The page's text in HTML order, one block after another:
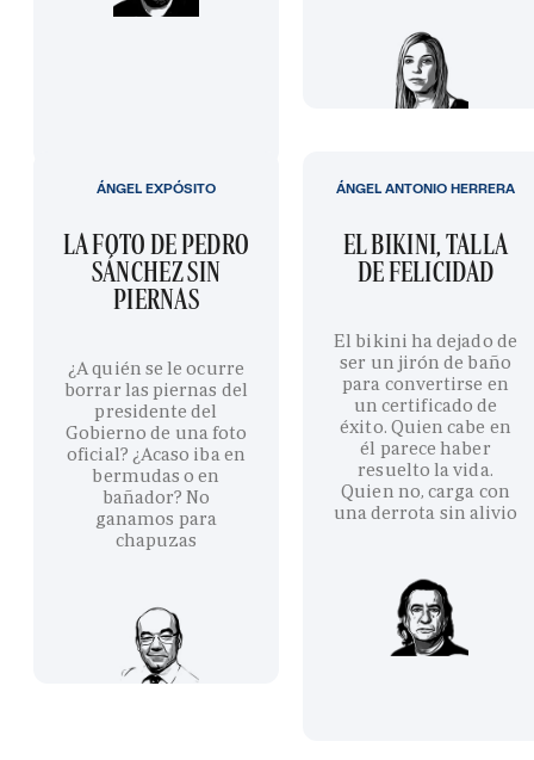
LA FOTO DE PEDRO
SÁNCHEZ SIN
PIERNAS
¿A quién se le ocurre
borrar las piernas del
presidente del
Gobierno de una foto
oficial? ¿Acaso iba en
bermudas o en
bañador? No
ganamos para
chapuzas
ÁNGEL EXPÓSITO
EL BIKINI, TALLA
DE FELICIDAD
El bikini ha dejado de
ser un jirón de baño
para convertirse en
un certificado de
éxito. Quien cabe en
él parece haber
resuelto la vida.
Quien no, carga con
una derrota sin alivio
ÁNGEL ANTONIO HERRERA